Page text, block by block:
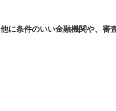
他に条件のいい金融機関や、審